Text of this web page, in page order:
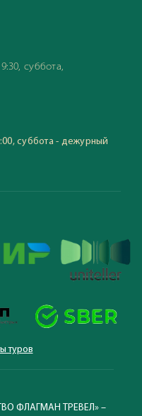
суббота,
суббота - дежурный
туров
ФЛАГМАН ТРЕВЕЛ» –